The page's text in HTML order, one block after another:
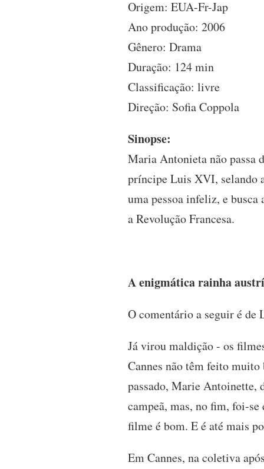
Origem: EUA-Fr-Jap
Ano produção: 2006
Gênero: Drama
Duração: 124 min
Classificação: livre
Direção: Sofia Coppola
Sinopse:
Maria Antonieta não passa
príncipe Luis XVI, selando
uma pessoa infeliz, e
a Revolução Francesa.
A enigmática rainha
O comentário a seguir é de
Já virou maldição - os
Cannes não têm feito
passado, Marie Antoinette,
campeã, mas, no fim, foi-
filme é bom. E é até mais
Em Cannes, na coletiva